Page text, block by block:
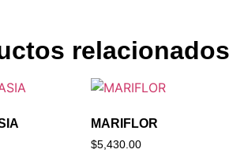
relacionados
MARIFLOR
$5,430.00